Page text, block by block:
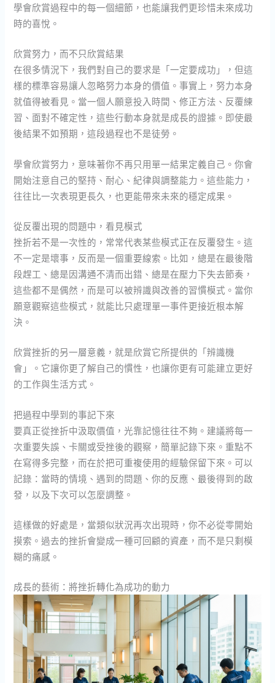
學會欣賞過程中的每一個細節，也能讓我們更珍惜未來成功
時的喜悅。
欣賞努力，而不只欣賞結果
在很多情況下，我們對自己的要求是「一定要成功」，但這
樣的標準容易讓人忽略努力本身的價值。事實上，努力本身
就值得被看見。當一個人願意投入時間、修正方法、反覆練
習、面對不確定性，這些行動本身就是成長的證據。即使最
後結果不如預期，這段過程也不是徒勞。
學會欣賞努力，意味著你不再只用單一結果定義自己。你會
開始注意自己的堅持、耐心、紀律與調整能力。這些能力，
往往比一次表現更長久，也更能帶來未來的穩定成果。
從反覆出現的問題中，看見模式
挫折若不是一次性的，常常代表某些模式正在反覆發生。這
不一定是壞事，反而是一個重要線索。比如，總是在最後階
段趕工、總是因溝通不清而出錯、總是在壓力下失去節奏，
這些都不是偶然，而是可以被辨識與改善的習慣模式。當你
願意觀察這些模式，就能比只處理單一事件更接近根本解
決。
欣賞挫折的另一層意義，就是欣賞它所提供的「辨識機
會」。它讓你更了解自己的慣性，也讓你更有可能建立更好
的工作與生活方式。
把過程中學到的事記下來
要真正從挫折中汲取價值，光靠記憶往往不夠。建議將每一
次重要失誤、卡關或受挫後的觀察，簡單記錄下來。重點不
在寫得多完整，而在於把可重複使用的經驗保留下來。可以
記錄：當時的情境、遇到的問題、你的反應、最後得到的啟
發，以及下次可以怎麼調整。
這樣做的好處是，當類似狀況再次出現時，你不必從零開始
摸索。過去的挫折會變成一種可回顧的資產，而不是只剩模
糊的痛感。
成長的藝術：將挫折轉化為成功的動力